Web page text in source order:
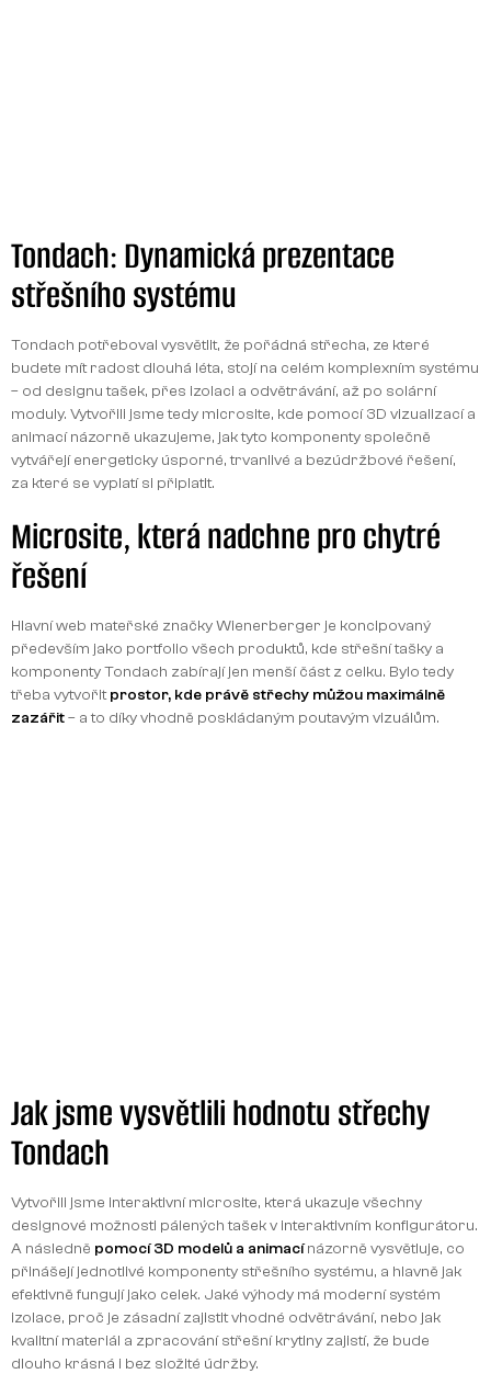
Tondach: Dynamická prezentace
střešního systému
Tondach potřeboval vysvětlit, že pořádná střecha, ze které
budete mít radost dlouhá léta, stojí na celém komplexním systému
– od designu tašek, přes izolaci a odvětrávání, až po solární
moduly. Vytvořili jsme tedy microsite, kde pomocí 3D vizualizací a
animací názorně ukazujeme, jak tyto komponenty společně
vytvářejí energeticky úsporné, trvanlivé a bezúdržbové řešení,
za které se vyplatí si připlatit.
Microsite, která nadchne pro chytré
řešení
Hlavní web mateřské značky Wienerberger je koncipovaný
především jako portfolio všech produktů, kde střešní tašky a
komponenty Tondach zabírají jen menší část z celku. Bylo tedy
třeba vytvořitprostor, kde právě střechy můžou maximálně
zazářit– a to díky vhodně poskládaným poutavým vizuálům.
Jak jsme vysvětlili hodnotu střechy
Tondach
Vytvořili jsme interaktivní microsite, která ukazuje všechny
designové možnosti pálených tašek v interaktivním konfigurátoru.
A následně pomocí 3D modelů a animacínázorně vysvětluje, co
přinášejí jednotlivé komponenty střešního systému, a hlavně jak
efektivně fungují jako celek. Jaké výhody má moderní systém
izolace, proč je zásadní zajistit vhodné odvětrávání, nebo jak
kvalitní materiál a zpracování střešní krytiny zajistí, že bude
dlouho krásná i bez složité údržby.